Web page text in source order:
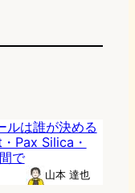
ルは誰が決める
Pax Silica・
で
山本 達也